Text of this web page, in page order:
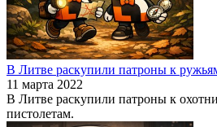
В Литве раскупили патроны к
11 марта 2022
В Литве раскупили патроны к
пистолетам.